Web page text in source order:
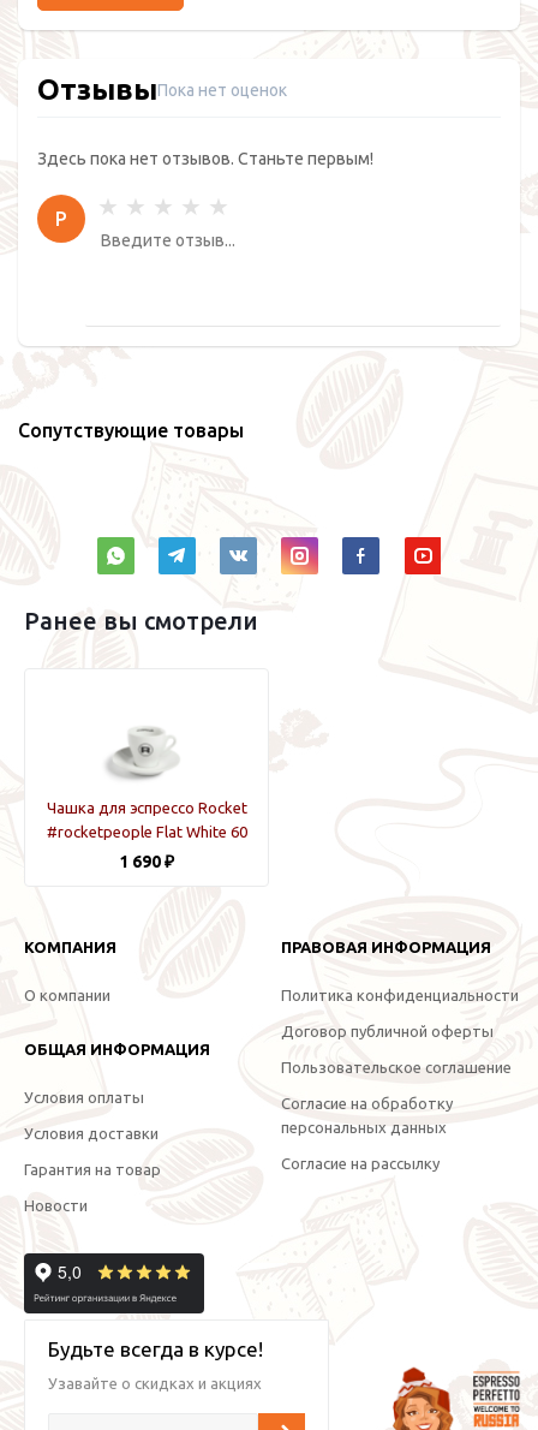
ОтзывыПока нет оценок
Здесь пока нет отзывов. Станьте первым!
Р
Сопутствующие товары
Ранее вы смотрели
Чашка для эспрессо Rocket
#rocketpeople Flat White 60
мл Белая
1 690 ₽
КОМПАНИЯ
О компании
ОБЩАЯ ИНФОРМАЦИЯ
Условия оплаты
Условия доставки
Гарантия на товар
Новости
ПРАВОВАЯ ИНФОРМАЦИЯ
Политика конфиденциальности
Договор публичной оферты
Пользовательское соглашение
Согласие на обработку
персональных данных
Согласие на рассылку
Будьте всегда в курсе!
Узавайте о скидках и акциях